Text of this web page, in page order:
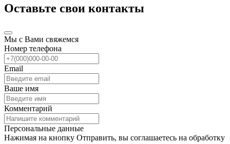
Оставьте свои контакты
Мы с Вами свяжемся
Номер телефона
Email
Ваше имя
Комментарий
Персональные данные
Нажимая на кнопку Отправить, вы соглашаетесь на обработку